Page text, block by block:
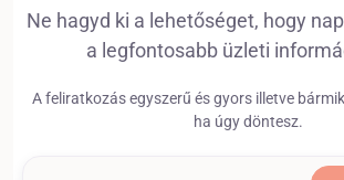
Ne hagyd ki a lehetőséget, hogy
a legfontosabb üzleti
A feliratkozás egyszerű és gyors illetve
ha úgy döntesz.